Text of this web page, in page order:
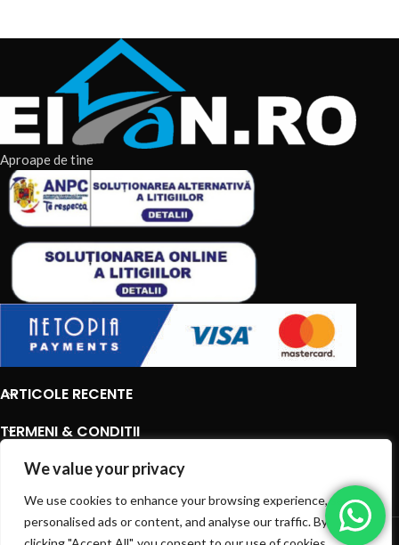
We value your privacy
We use cookies to enhance your browsing experience, serve
personalised ads or content, and analyse our traffic. By
Aproape de tine
ARTICOLE RECENTE
TERMENI & CONDITII
CATEGORII DE PRODUSE
CATEGORII DE PRODUSE
© 2026EIAN.RO | Toate drepturile rezervate.